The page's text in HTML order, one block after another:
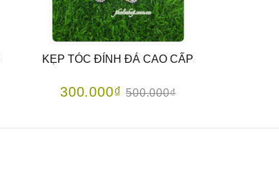
KẸP TÓC ĐÍNH ĐÁ CAO CẤP
300.000₫500.000₫